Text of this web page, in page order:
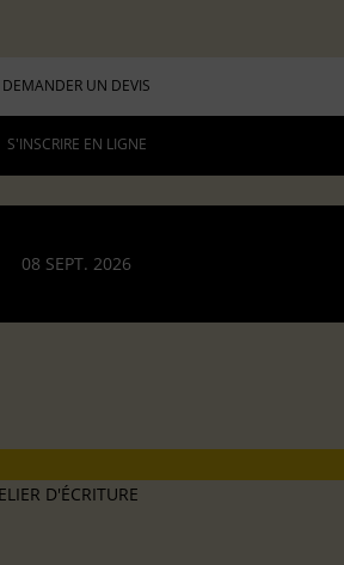
DEMANDER UN DEVIS
S'INSCRIRE EN LIGNE
08 SEPT. 2026
D'ÉCRITURE